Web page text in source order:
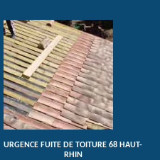
URGENCE FUITE DE TOITURE 68 HAUT-
RHIN